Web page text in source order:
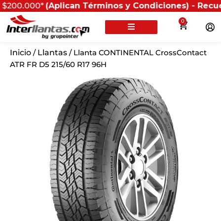
(Aplican Términos y Condiciones) - Recuerda
0
Inicio / Llantas / Llanta CONTINENTAL CrossContact
ATR FR D5 215/60 R17 96H